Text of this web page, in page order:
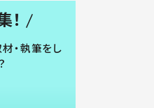
・執筆をし